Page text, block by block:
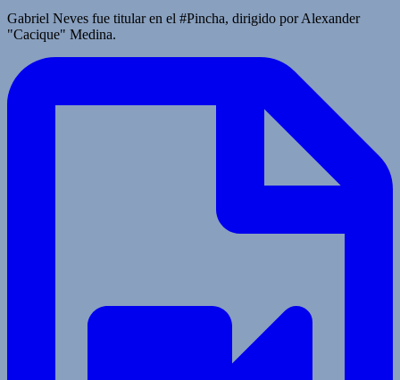
Gabriel Neves fue titular en el #Pincha, dirigido por Alexander
"Cacique" Medina.